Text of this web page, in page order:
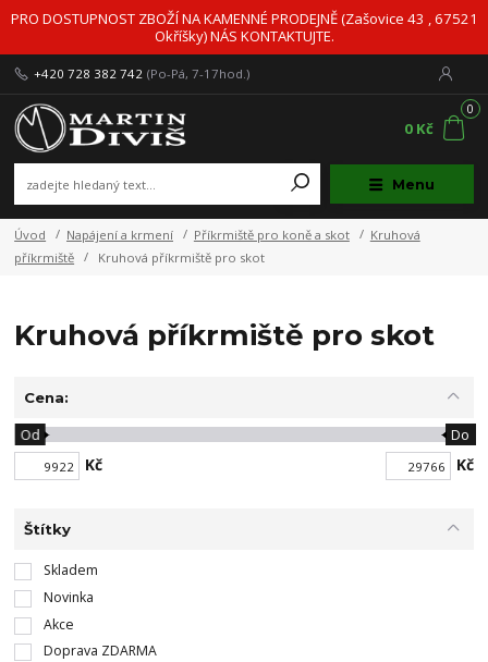
PRO DOSTUPNOST ZBOŽÍ NA KAMENNÉ PRODEJNĚ (Zašovice 43 , 67521
Okříšky) NÁS KONTAKTUJTE.
Menu
+420 728 382 742 (Po-Pá, 7-17hod.)
0
0 Kč
Úvod Napájení a krmení Příkrmiště pro koně a skot
Kruhová
příkrmiště
Kruhová příkrmiště pro skot
Kruhová příkrmiště pro skot
Cena:
Kč
Od Do
Kč
Štítky
Skladem
Novinka
Akce
Doprava ZDARMA